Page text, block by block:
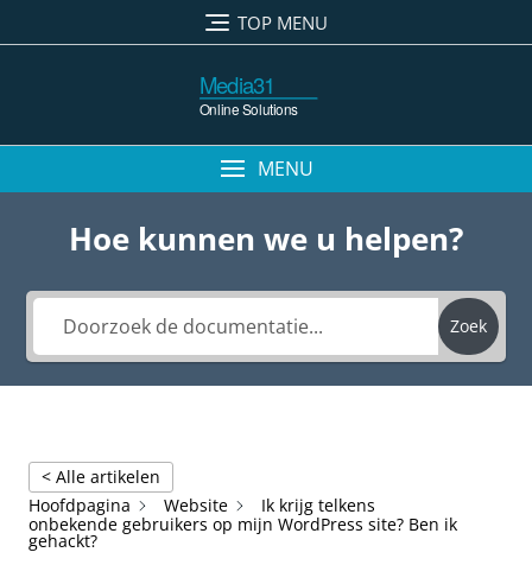
naar
TOP MENU
MENU
Hoe kunnen we u helpen?
Zoek
< Alle artikelen
Hoofdpagina
Website
Ik krijg telkens
onbekende gebruikers op mijn WordPress site? Ben ik
gehackt?